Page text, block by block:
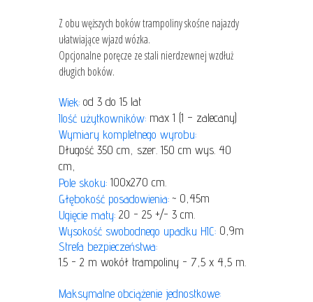
Z obu węższych boków trampoliny skośne najazdy
ułatwiające wjazd wózka.
Opcjonalne poręcze ze stali nierdzewnej wzdłuż
długich boków.
Wiek: od 3 do 15 lat
Ilość użytkowników: max 1 (1 – zalecany)
Wymiary kompletnego wyrobu:
Długość 350 cm, szer. 150 cm wys. 40
cm,
Pole skoku: 100x270 cm.
Głębokość posadowienia: ~ 0,45m
Ugięcie maty: 20 - 25 +/- 3 cm.
Wysokość swobodnego upadku HIC: 0,9m
Strefa bezpieczeństwa:
1.5 - 2 m wokół trampoliny - 7,5 x 4,5 m.
Maksymalne obciążenie jednostkowe: